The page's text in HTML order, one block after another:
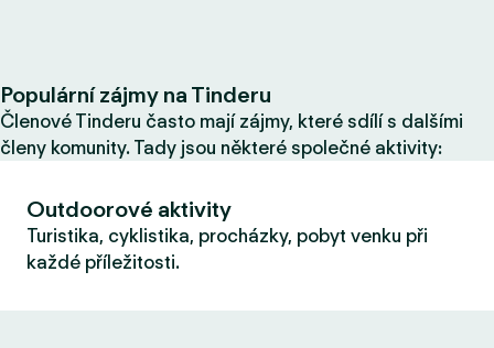
Populární zájmy na Tinderu
Členové Tinderu často mají zájmy, které sdílí s dalšími
členy komunity. Tady jsou některé společné aktivity:
Outdoorové aktivity
Turistika, cyklistika, procházky, pobyt venku při
každé příležitosti.